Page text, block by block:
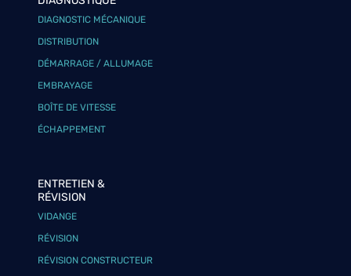
DIAGNOSTIC MÉCANIQUE
DISTRIBUTION
DÉMARRAGE / ALLUMAGE
EMBRAYAGE
BOÎTE DE VITESSE
ÉCHAPPEMENT
ENTRETIEN &
RÉVISION
VIDANGE
RÉVISION
RÉVISION CONSTRUCTEUR